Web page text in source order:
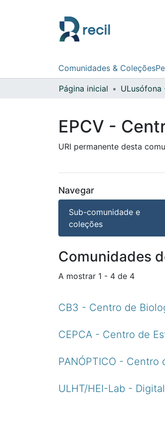
Comunidades & Coleções
Página inicial
EPCV -
URI permanente desta
Navegar
Sub-comunidade e
coleções
Comunidades
A mostrar 1 - 4 de 4
CB3 - Centro de
CEPCA - Centro de
PANÓPTICO -
ULHT/HEI-Lab -